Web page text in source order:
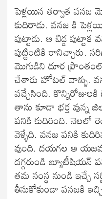
పెళ్లయిన తర్వాత వనజ
కుదిరాడు. వనజ కి
పుట్టాడు. ఆ బిడ్డ
పుట్టింటికి
మొగుడిని దూర
చేశారు హోటల్ వాళ్ళు.
వచ్చేసింది. కొన్నిరోజులకి
తాను కూడా భర్త వున్న
పనికి కుదిరింది. నెలలో
వెళ్ళేది. వనజ పనికి
వుంది. దయగల ఆ
దగ్గరుండి బ్యూటీషియన్
తమ సంస్థ నుండి ఇచ్చే
తీసుకోకుండా వనజకి